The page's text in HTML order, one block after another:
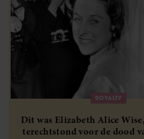
ROYALTY
Dit was Elizabeth Alice
terechtstond voor de dood